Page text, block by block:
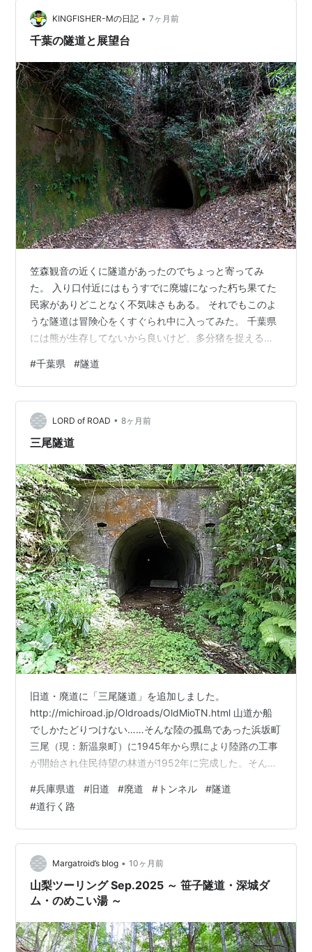
「９年後の月食は近くまで見に行こう」なんて話も。 美
味しくいただきました。 静岡からこんにちは。 雨は止ん
で朝からよく晴れました。 最近あまり歩いてなくてウズ
KINGFISHER-Mの日記 • 7ヶ月前
千葉の隧道と展望台
笠森観音の近くに隧道があったのでちょっと寄ってみ
た。 入り口付近にはもうすでに廃墟になった朽ち果てた
民家がありどことなく不気味さもある。 それでもこのよ
うな隧道は冒険心をくすぐられ中に入ってみた。 千葉県
には熊が生存してないから良いけど、多分猪を捉えるた
釣りをした時なんかもたまにそういった罠を目にしたこ
とがあり、森の中から動物の咆吼が聞こえた時は流石に
焦った。 反対側に出ると小さな神社があるだけであっ
た。 この辺りは特に民家などはないのであまり人の気配
もないし、夜になったら流石にここを通るのは不気味す
#千葉県 #隧道
LORD of ROAD • 8ヶ月前
三尾隧道
旧道・廃道に「三尾隧道」を追加しました。
http://michiroad.jp/Oldroads/OldMioTN.html 山道か船
でしかたどりつけない……そんな陸の孤島であった浜坂町
三尾（現：新温泉町）に1945年から県により陸路の工事
が開始され住民待望の林道が1952年に完成した。そんな
道。しかし、そこからモータリゼーションの発展はめざ
ましくこの小さな隧道では耐え切れず新たに「三尾トン
ネル」が掘られ、30年間の現役の幕を下ろした。
#兵庫県道 #旧道 #廃道 # トンネル #隧道
#道行く路
Margatroid’s blog • 10ヶ月前
山梨ツーリング Sep.2025 ～ 笹子隧道・深城ダ
ム・のめこい湯 ～